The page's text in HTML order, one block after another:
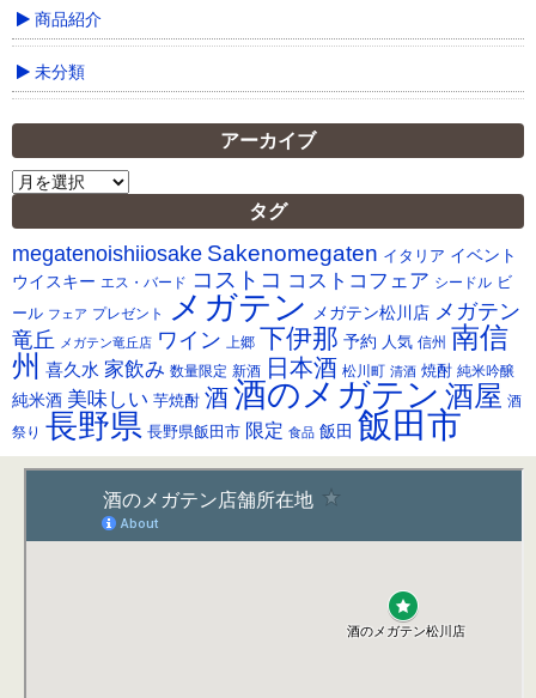
商品紹介
未分類
アーカイブ
ア
カ
イ
ブ
タグ
megatenoishiiosake Sakenomegaten イタリア イベント
ウイスキー エス・バード コストコ コストコフェア シードル ビ
ール フェア プレゼント メガテン メガテン松川店 メガテン
竜丘
メガテン竜丘店 ワイン 上郷 下伊那 予約 人気 信州 南信
州 喜久水 家飲み 数量限定 新酒 日本酒 松川町 清酒 焼酎 純米吟醸
純米酒 美味しい 芋焼酎 酒酒のメガテン 酒屋 酒
祭り 長野県 長野県飯田市 限定 食品 飯田 飯田市